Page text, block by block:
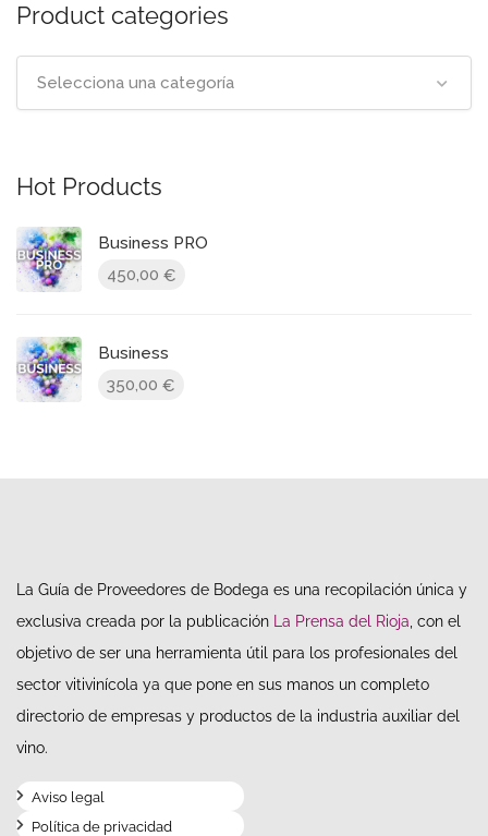
Product categories
Selecciona una categoría
Hot Products
Business PRO
450,00 €
Business
350,00 €
La Guía de Proveedores de Bodega es una recopilación única y
exclusiva creada por la publicación La Prensa del Rioja , con el
objetivo de ser una herramienta útil para los profesionales del
sector vitivinícola ya que pone en sus manos un completo
directorio de empresas y productos de la industria auxiliar del
vino.
Aviso legal
Política de privacidad